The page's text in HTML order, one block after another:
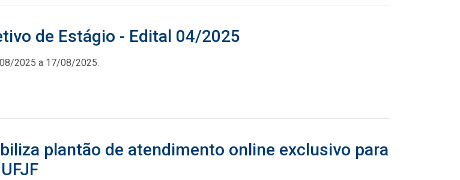
de Estágio - Edital 04/2025
2025 a 17/08/2025.
plantão de atendimento online exclusivo para